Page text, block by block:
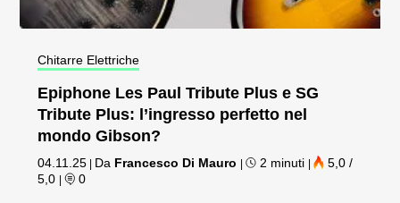
Chitarre Elettriche
Epiphone Les Paul Tribute Plus e SG
Tribute Plus: l’ingresso perfetto nel
mondo Gibson?
04.11.25 Da Francesco Di Mauro | 2 minuti |
5,0 /
5,0
| 0